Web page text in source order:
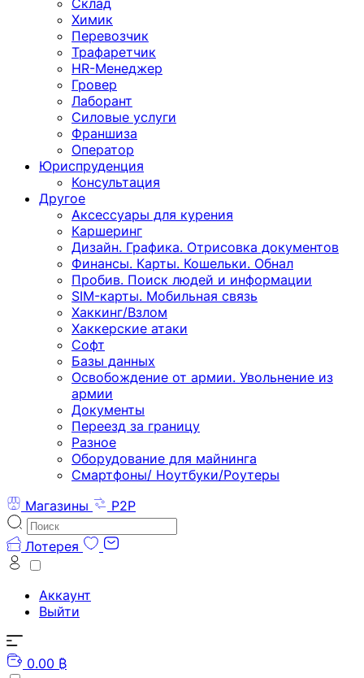
Склад
Химик
Перевозчик
Трафаретчик
HR-Менеджер
Гровер
Лаборант
Силовые услуги
Франшиза
Оператор
Юриспруденция
Консультация
Другoе
Аксессуары для курения
Каршеринг
Дизайн. Графика. Отрисовка документов
Финансы. Карты. Кошельки. Обнал
Пробив. Поиск людей и информации
SIM-карты. Мобильная связь
Хаккинг/Взлом
Хаккерские атаки
Софт
Базы данных
Освобождение от армии. Увольнение из
армии
Документы
Переезд за границу
Разное
Оборудование для майнинга
Смартфоны/ Ноутбуки/Роутеры
Магазины
P2P
Лотерея
Аккаунт
Выйти
0.00 ₿